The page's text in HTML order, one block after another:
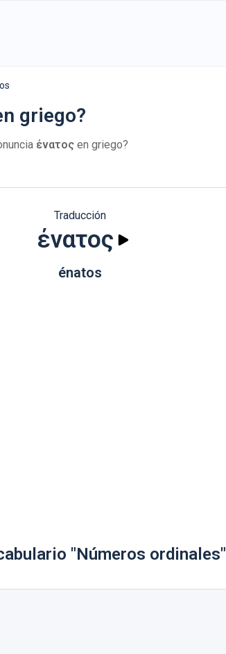
griego?
ένατος en griego?
Traducción
ένατος
énatos
"Números ordinales"